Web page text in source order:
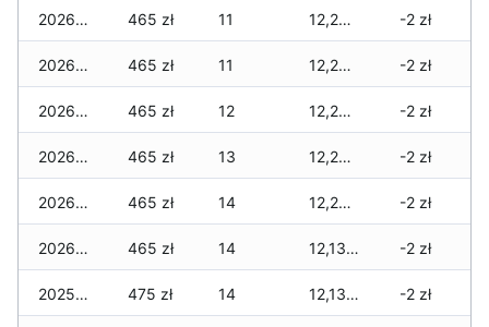
2026-01-06 465 zł 11 12,255 zł -2 zł
2026-01-05 465 zł 11 12,230 zł -2 zł
2026-01-04 465 zł 12 12,230 zł -2 zł
2026-01-03 465 zł 13 12,230 zł -2 zł
2026-01-02 465 zł 14 12,230 zł -2 zł
2026-01-01 465 zł 14 12,130 zł -2 zł
2025-12-31 475 zł 14 12,130 zł -2 zł